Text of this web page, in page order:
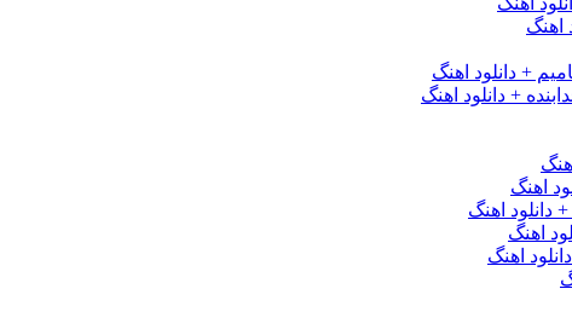
اهنگ
+ دانلود اهنگ
+ دانلود اهنگ
اهنگ
دانلود اهنگ
اهنگ
اهنگ